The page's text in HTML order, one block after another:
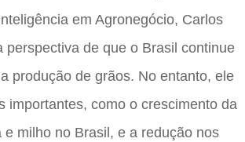
em Agronegócio, Carlos
perspectiva de que o Brasil continue
produção de grãos. No entanto, ele
importantes, como o crescimento da
e milho no Brasil, e a redução nos